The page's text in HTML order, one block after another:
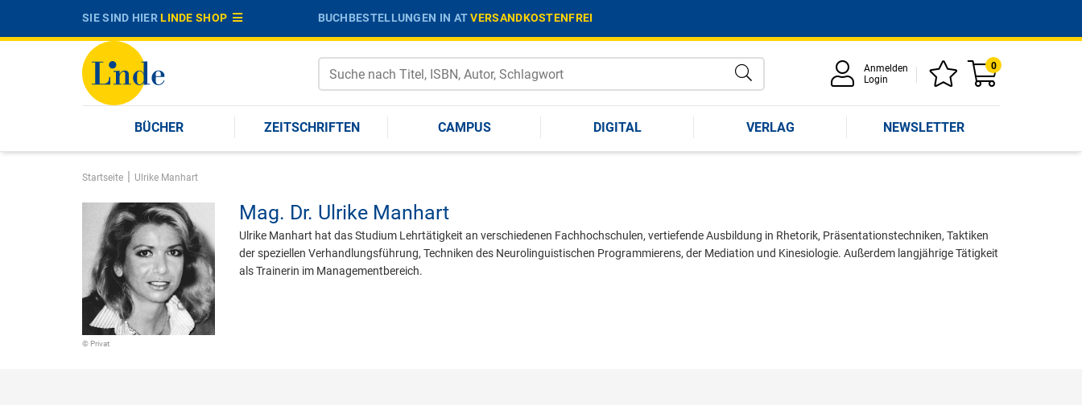
SIE SIND HIERLINDE SHOP BUCHBESTELLUNGEN IN ATVERSANDKOSTENFREI
Anmelden
Login
0
BÜCHER ZEITSCHRIFTEN CAMPUS DIGITAL VERLAG NEWSLETTER
Startseite | Ulrike Manhart
© Privat
Mag. Dr. Ulrike Manhart
Ulrike Manhart hat das Studium Lehrtätigkeit an verschiedenen Fachhochschulen, vertiefende Ausbildung in Rhetorik, Präsentationstechniken, Taktiken
der speziellen Verhandlungsführung, Techniken des Neurolinguistischen Programmierens, der Mediation und Kinesiologie. Außerdem langjährige Tätigkeit
als Trainerin im Managementbereich.